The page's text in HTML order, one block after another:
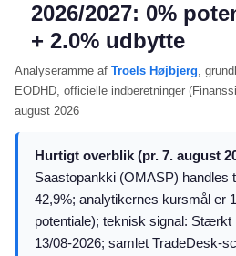
2026/2027: 0%
+ 2.0% udbytte
Analyseramme af Troels Højbjerg,
EODHD, officielle indberetninger (
august 2026
Hurtigt overblik (pr. 7. august
Saastopankki (OMASP) handles
42,9%; analytikernes kursmål er
potentiale); teknisk signal:
13/08-2026; samlet TradeDesk-